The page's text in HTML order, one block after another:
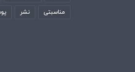
مناسبتی نشر